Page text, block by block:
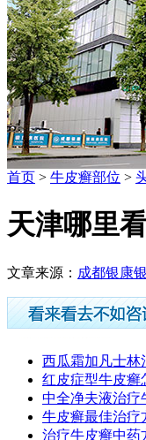
首页 > 牛皮癣部位 >
天津哪里
文章来源： 成都银康
西瓜霜加凡士林
红皮症型牛皮癣
中全净夫液治疗
牛皮癣最佳治疗
治疗牛皮癣中药